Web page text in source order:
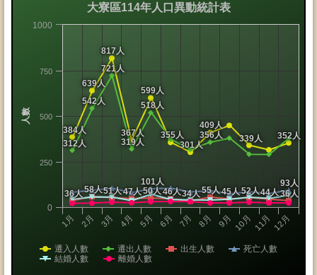
人數
大寮區114年人口異動統計表
384人
639人
817人
367人
599人
355人
301人
409人
339人
352人
312人
542人
721人
319人
518人
356人
36人58人51人47人50人46人34人55人45人52人44人36人
101人 93人
遷入人數 遷出人數 出生人數
死亡人數
結婚人數
離婚人數
1月 2月 3月 4月 5月 6月 7月 8月 9月 10月 11月 12月
0
1000
250
500
750